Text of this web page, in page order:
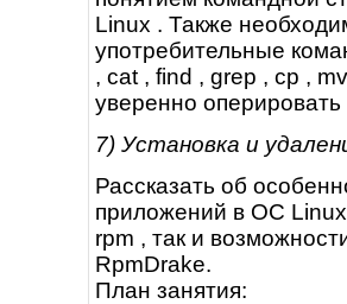
Linux . Также
употребительные
, cat , find , grep , cp ,
уверенно
7) Установка и
Рассказать об
приложений в ОС
rpm , так и
RpmDrake.
План занятия: